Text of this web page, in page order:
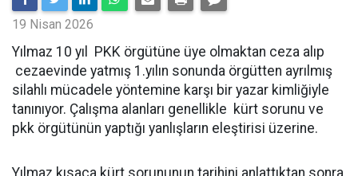
19 Nisan 2026
Yılmaz 10 yıl PKK örgütüne üye olmaktan ceza alıp
cezaevinde yatmış 1.yılın sonunda örgütten ayrılmış
silahlı mücadele yöntemine karşı bir yazar kimliğiyle
tanınıyor. Çalışma alanları genellikle kürt sorunu ve
pkk örgütünün yaptığı yanlışların eleştirisi üzerine.
Yılmaz kısaca kürt sorununun tarihini anlattıktan sonra